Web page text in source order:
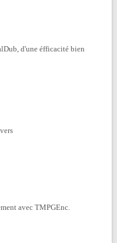
d'une éfficacité bien
avec TMPGEnc.